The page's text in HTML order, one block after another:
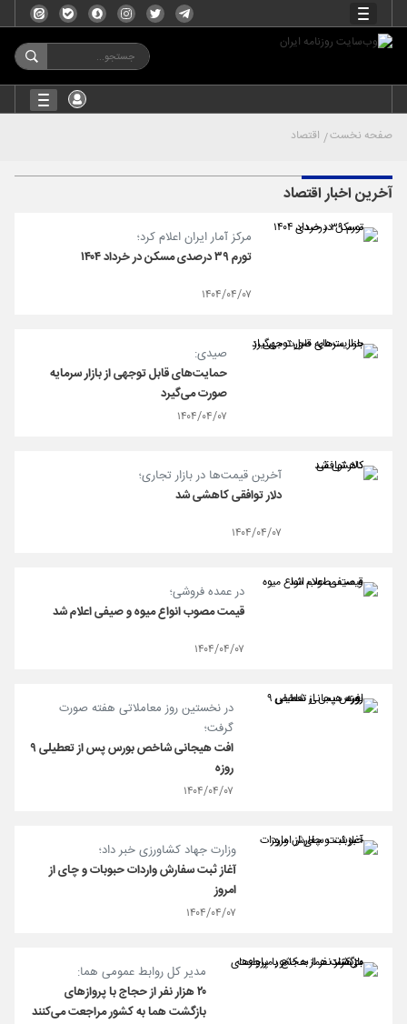
صفحه نخست اقتصاد
آخرین اخبار اقتصاد
مرکز آمار ایران اعلام کرد؛
تورم ۳۹ درصدی مسکن در خرداد ۱۴۰۴
۱۴۰۴/۰۴/۰۷
صیدی:
حمایت‌های قابل توجهی از بازار سرمایه
صورت می‌گیرد
۱۴۰۴/۰۴/۰۷
آخرین قیمت‌ها در بازار تجاری؛
دلار توافقی کاهشی شد
۱۴۰۴/۰۴/۰۷
در عمده فروشی؛
قیمت مصوب انواع میوه و صیفی اعلام شد
۱۴۰۴/۰۴/۰۷
در نخستین روز معاملاتی هفته صورت
گرفت؛
افت هیجانی شاخص بورس پس از تعطیلی ۹
روزه
۱۴۰۴/۰۴/۰۷
وزارت جهاد کشاورزی خبر داد؛
آغاز ثبت سفارش واردات حبوبات و چای از
امروز
۱۴۰۴/۰۴/۰۷
مدیر کل روابط عمومی هما:
۲۰ هزار نفر از حجاج با پروازهای
بازگشت هما به کشور مراجعت می‌کنند